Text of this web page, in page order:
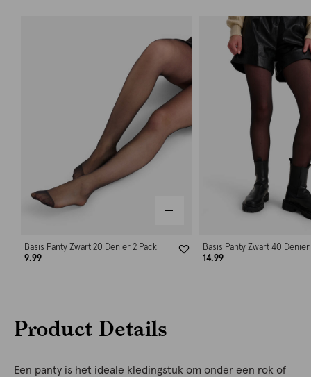
Basis Panty Zwart 20 Denier 2 Pack
9.99
Basis Panty Zwart 40 Denier
14.99
Product Details
Een panty is het ideale kledingstuk om onder een rok of